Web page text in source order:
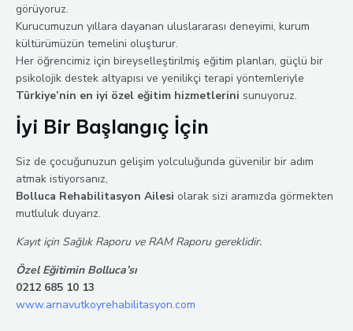
görüyoruz.
Kurucumuzun yıllara dayanan uluslararası deneyimi, kurum
kültürümüzün temelini oluşturur.
Her öğrencimiz için bireyselleştirilmiş eğitim planları, güçlü bir
psikolojik destek altyapısı ve yenilikçi terapi yöntemleriyle
Türkiye’nin en iyi özel eğitim hizmetlerini sunuyoruz.
İyi Bir Başlangıç İçin
Siz de çocuğunuzun gelişim yolculuğunda güvenilir bir adım
atmak istiyorsanız,
Bolluca Rehabilitasyon Ailesi olarak sizi aramızda görmekten
mutluluk duyarız.
Kayıt için Sağlık Raporu ve RAM Raporu gereklidir.
Özel Eğitimin Bolluca’sı
0212 685 10 13
www.arnavutkoyrehabilitasyon.com